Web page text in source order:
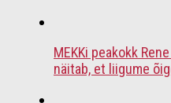
MEKKi peakokk
näitab, et liigume